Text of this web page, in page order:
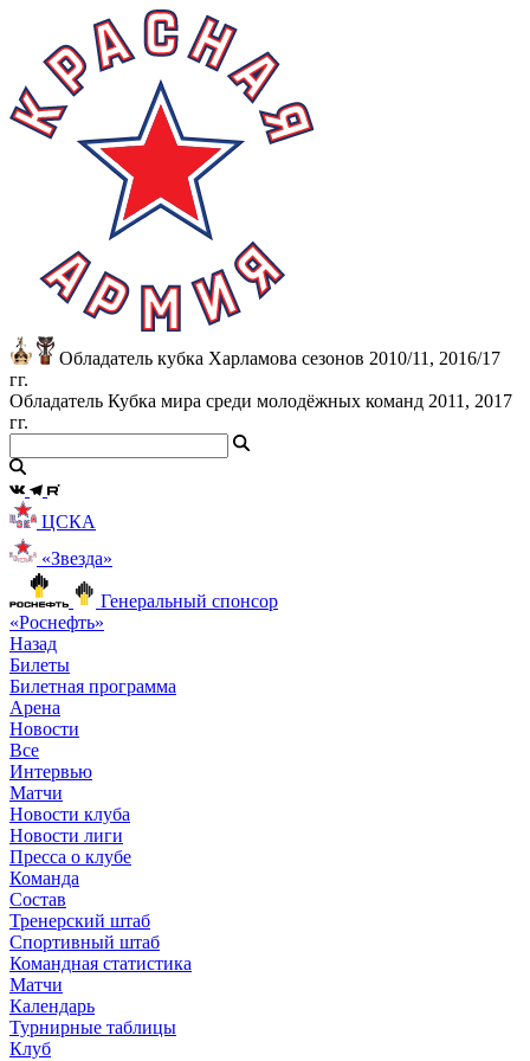
Обладатель кубка Харламова сезонов 2010/11, 2016/17
гг.
Обладатель Кубка мира среди молодёжных команд 2011, 2017
гг.
ЦСКА
«Звезда»
Генеральный спонсор
«Роснефть»
Назад
Билеты
Билетная программа
Арена
Новости
Все
Интервью
Матчи
Новости клуба
Новости лиги
Пресса о клубе
Команда
Состав
Тренерский штаб
Спортивный штаб
Командная статистика
Матчи
Календарь
Турнирные таблицы
Клуб